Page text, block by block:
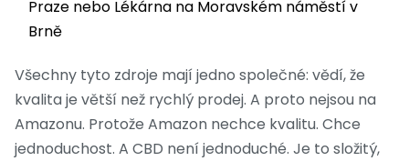
Praze nebo Lékárna na Moravském náměstí v
Brně
Všechny tyto zdroje mají jedno společné: vědí, že
kvalita je větší než rychlý prodej. A proto nejsou na
Amazonu. Protože Amazon nechce kvalitu. Chce
jednoduchost. A CBD není jednoduché. Je to složitý,